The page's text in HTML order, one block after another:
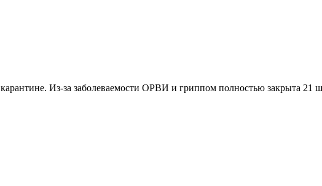
Из-за заболеваемости ОРВИ и гриппом полностью закрыта 21